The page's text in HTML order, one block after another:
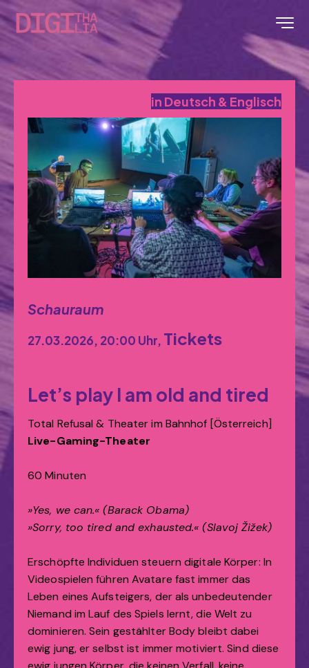
in Deutsch & Englisch
Schauraum
27.03.2026, 20:00 Uhr, Tickets
Let’s play I am old and tired
Total Refusal & Theater im Bahnhof [Österreich]
Live-Gaming-Theater
60 Minuten
»Yes, we can.« (Barack Obama)
»Sorry, too tired and exhausted.« (Slavoj Žižek)
Erschöpfte Individuen steuern digitale Körper: In
Videospielen führen Avatare fast immer das
Leben eines Aufsteigers, der als unbedeutender
Niemand im Lauf des Spiels lernt, die Welt zu
dominieren. Sein gestählter Body bleibt dabei
ewig jung, er selbst ist immer motiviert. Sind diese